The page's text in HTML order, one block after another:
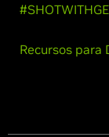
Recursos para